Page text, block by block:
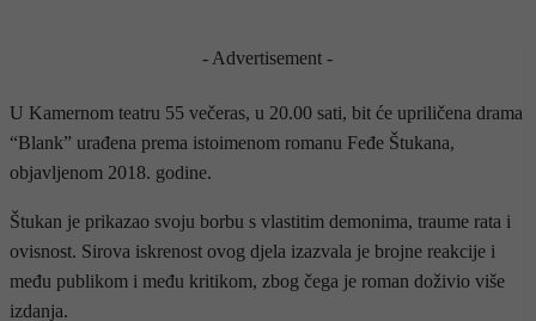
- Advertisement -
U Kamernom teatru 55 večeras, u 20.00 sati, bit će upriličena drama
“Blank” urađena prema istoimenom romanu Feđe Štukana,
objavljenom 2018. godine.
Štukan je prikazao svoju borbu s vlastitim demonima, traume rata i
ovisnost. Sirova iskrenost ovog djela izazvala je brojne reakcije i
među publikom i među kritikom, zbog čega je roman doživio više
izdanja.